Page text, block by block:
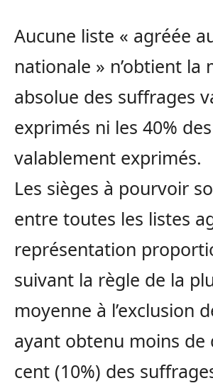
Aucune liste « agréée
nationale » n’obtient la
absolue des suffrages
exprimés ni les 40%
valablement exprimés.
Les sièges à pourvoir
entre toutes les listes
représentation
suivant la règle de la
moyenne à l’exclusion
ayant obtenu moins de
cent (10%) des